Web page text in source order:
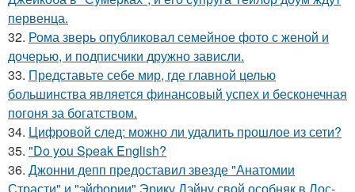
первенца.
32. Рома зверь опубликовал семейное фото с женой и
дочерью, и подписчики дружно зависли.
33. Представьте себе мир, где главной целью
большинства является финансовый успех и бесконечная
погоня за богатством.
34. Цифровой след: можно ли удалить прошлое из сети?
35. "Do you Speak English?
36. Джонни депп предоставил звезде "Анатомии